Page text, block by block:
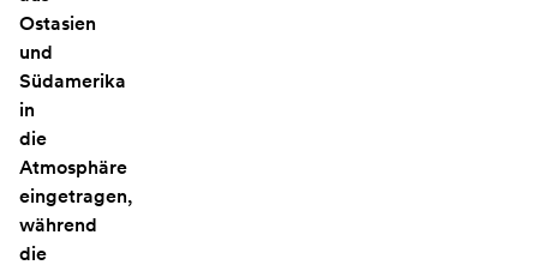
Ostasien
und
Südamerika
in
die
Atmosphäre
eingetragen,
während
die